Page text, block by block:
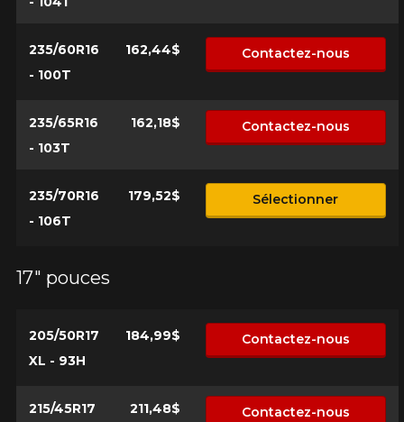
235/60R16
- 100T
162,44$ Contactez-nous
235/65R16
- 103T
162,18$ Contactez-nous
235/70R16
- 106T
179,52$ Sélectionner
17" pouces
205/50R17
XL - 93H
184,99$ Contactez-nous
215/45R17
211,48$ Contactez-nous